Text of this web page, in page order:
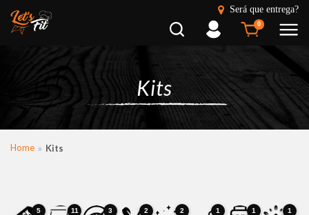
Será que entrega?
Busca Entrar 0
Kits
Home Kits
5 11 3 2 2 1 1 1